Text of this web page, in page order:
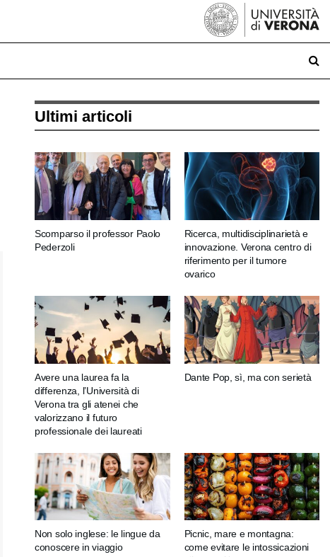
Ultimi articoli
Scomparso il professor Paolo
Pederzoli
Ricerca, multidisciplinarietà e
innovazione. Verona centro di
riferimento per il tumore
ovarico
Avere una laurea fa la
differenza, l’Università di
Verona tra gli atenei che
valorizzano il futuro
professionale dei laureati
Dante Pop, sì, ma con serietà
Non solo inglese: le lingue da
conoscere in viaggio
Picnic, mare e montagna:
come evitare le intossicazioni